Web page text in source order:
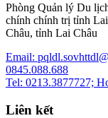
Phòng Quản lý Du
chính chính trị tỉnh
Châu, tỉnh Lai Châu
Email:
0845.088.688
Tel: 0213.3877727;
Liên kết